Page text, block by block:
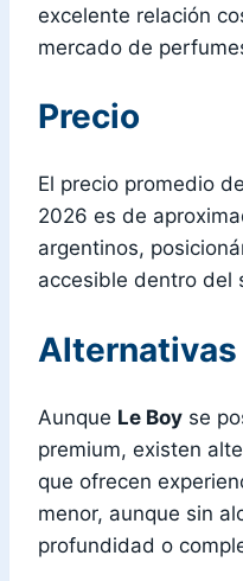
excelente relación
mercado de
Precio
El precio promedio de
2026 es de
argentinos,
accesible dentro del
Aunque Le Boy se
premium, existen
que ofrecen
menor, aunque sin
profundidad o